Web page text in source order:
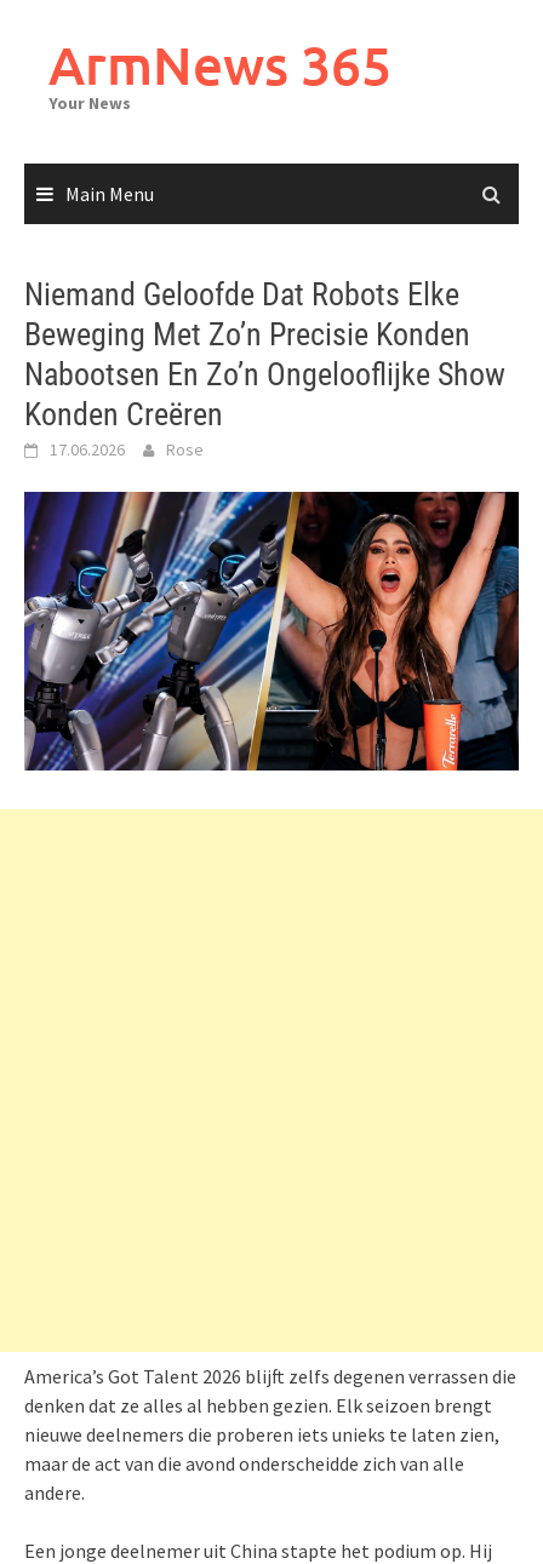
contentArmNews 365
Your News
Main Menu
Niemand Geloofde Dat Robots Elke
Beweging Met Zo’n Precisie Konden
Nabootsen En Zo’n Ongelooflijke Show
Konden Creëren
17.06.2026 Rose
America’s Got Talent 2026 blijft zelfs degenen verrassen die
denken dat ze alles al hebben gezien. Elk seizoen brengt
nieuwe deelnemers die proberen iets unieks te laten zien,
maar de act van die avond onderscheidde zich van alle
andere.
Een jonge deelnemer uit China stapte het podium op. Hij